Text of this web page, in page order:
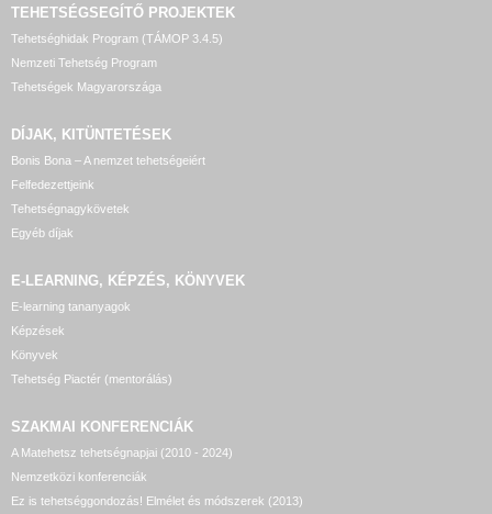
TEHETSÉGSEGÍTŐ PROJEKTEK
Tehetséghidak Program (TÁMOP 3.4.5)
Nemzeti Tehetség Program
Tehetségek Magyarországa
DÍJAK, KITÜNTETÉSEK
Bonis Bona – A nemzet tehetségeiért
Felfedezettjeink
Tehetségnagykövetek
Egyéb díjak
E-LEARNING, KÉPZÉS, KÖNYVEK
E-learning tananyagok
Képzések
Könyvek
Tehetség Piactér (mentorálás)
SZAKMAI KONFERENCIÁK
A Matehetsz tehetségnapjai (2010 - 2024)
Nemzetközi konferenciák
Ez is tehetséggondozás! Elmélet és módszerek (2013)